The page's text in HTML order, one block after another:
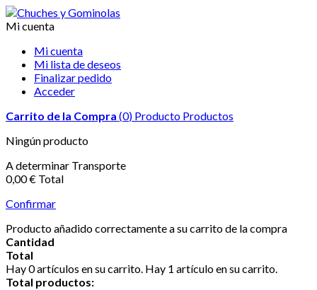
Mi cuenta
Mi cuenta
Mi lista de deseos
Finalizar pedido
Acceder
Carrito de la Compra (0) Producto Productos
Ningún producto
A determinar Transporte
0,00 € Total
Confirmar
Producto añadido correctamente a su carrito de la compra
Cantidad
Total
Hay0artículos en su carrito. Hay 1 artículo en su carrito.
Total productos: